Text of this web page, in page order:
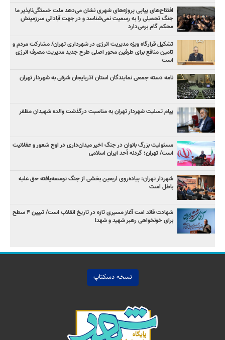
افتتاح‌های پیاپی پروژه‌های شهری نشان می‌دهد ملت خستگی‌ناپذیر ما
جنگ تحمیلی را به رسمیت نمی‌شناسد و در جهت آبادانی سرزمینش
محکم گام برمی‌دارد
تشکیل قرارگاه ویژه مدیریت انرژی در شهرداری تهران/ مشارکت مردم و
تامین منافع برای طرفین محور اصلی طرح جدید مدیریت مصرف انرژی
است
نامه دسته جمعی نمایندگان استان آذربایجان شرقی به شهردار تهران
پیام تسلیت شهردار تهران به مناسبت درگذشت والده شهیدان مظفر
مسئولیت بزرگ بانوان در جنگ اخیر میدان‌داری‌ در اوج شعور و عقلانیت
است/ تهران؛ گردنه اُحد ایران اسلامی
شهردار تهران: پیاده‌روی اربعین بخشی از جنگ توسعه‌یافته حق علیه
باطل است
شهادت قائد امت آغاز مسیری تازه در تاریخ انقلاب است/ تبیین ۴ سطح
برای خونخواهی رهبر شهید و شهدا
نسخه دسکتاپ